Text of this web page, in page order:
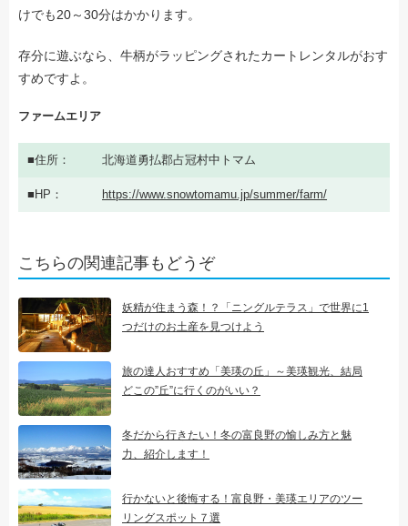
けでも20～30分はかかります。
存分に遊ぶなら、牛柄がラッピングされたカートレンタルがおす
すめですよ。
ファームエリア
住所 北海道勇払郡占冠村中トマム
HP https://www.snowtomamu.jp/summer/farm/
こちらの関連記事もどうぞ
妖精が住まう森！？「ニングルテラス」で世界に1
つだけのお土産を見つけよう
旅の達人おすすめ「美瑛の丘」～美瑛観光、結局
どこの”丘”に行くのがいい？
冬だから行きたい！冬の富良野の愉しみ方と魅
力、紹介します！
行かないと後悔する！富良野・美瑛エリアのツー
リングスポット７選